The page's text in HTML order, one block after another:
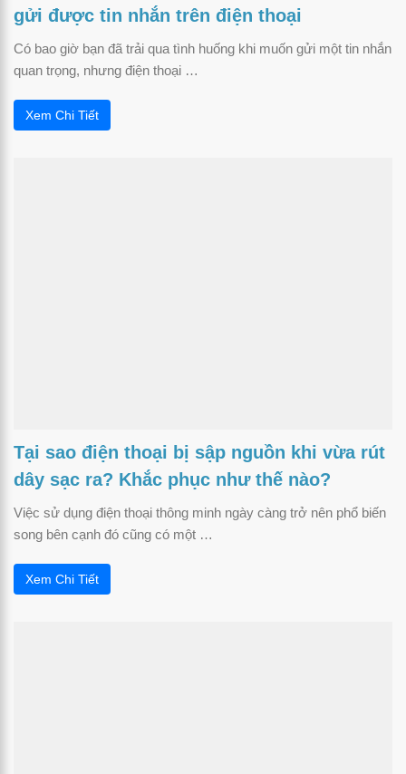
gửi được tin nhắn trên điện thoại
Có bao giờ bạn đã trải qua tình huống khi muốn gửi một tin nhắn
quan trọng, nhưng điện thoại …
Xem Chi Tiết
Tại sao điện thoại bị sập nguồn khi vừa rút
dây sạc ra? Khắc phục như thế nào?
Việc sử dụng điện thoại thông minh ngày càng trở nên phổ biến
song bên cạnh đó cũng có một …
Xem Chi Tiết